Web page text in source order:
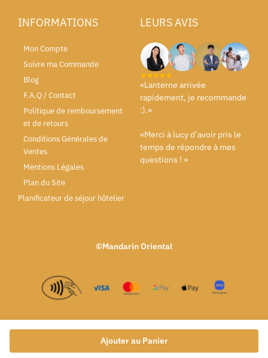
Ajouter au Panier
INFORMATIONS
Mon Compte
Suivre ma Commande
Blog
F.A.Q / Contact
Politique de remboursement
et de retours
Conditions Générales de
Ventes
Mentions Légales
Plan du Site
Planificateur de séjour hôtelier
LEURS AVIS
«Lanterne arrivée
rapidement, je recommande
:).»
«Merci à lucy d’avoir pris le
temps de répondre à mes
questions ! »
©Mandarin Oriental